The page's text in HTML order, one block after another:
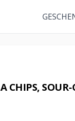
CHIPS,